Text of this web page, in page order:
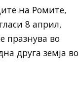
на Ромите,
8 април,
празнува во
друга земја во